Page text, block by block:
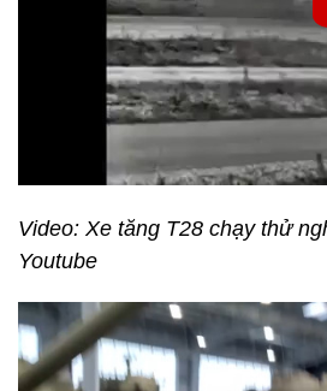
Video: Xe tăng T28 chạy thử
Youtube